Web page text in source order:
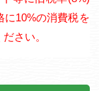
に10%の消費税を
さい。